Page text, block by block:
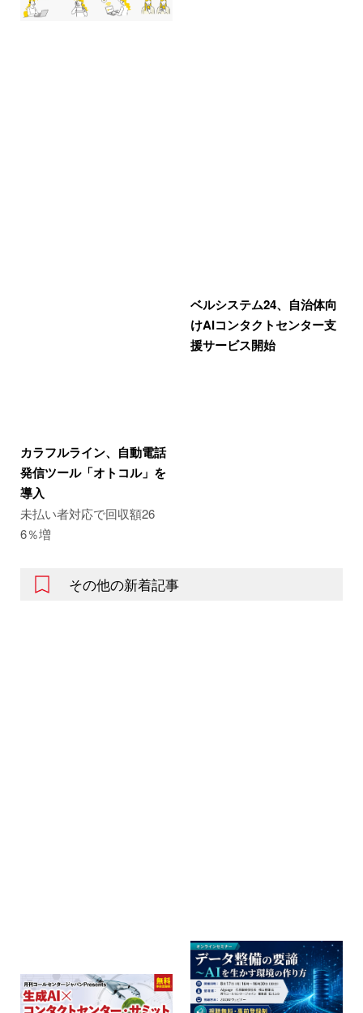
カラフルライン、自動電話
発信ツール「オトコル」を
導入
未払い者対応で回収額26
6％増
ベルシステム24、自治体向
けAIコンタクトセンター支
援サービス開始
その他の新着記事